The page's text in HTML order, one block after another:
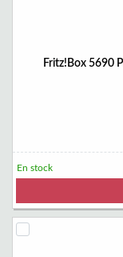
Fritz!Box 5690
En stock